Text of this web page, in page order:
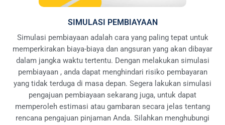
SIMULASI PEMBIAYAAN
Simulasi pembiayaan adalah cara yang paling tepat untuk
memperkirakan biaya-biaya dan angsuran yang akan dibayar
dalam jangka waktu tertentu. Dengan melakukan simulasi
pembiayaan , anda dapat menghindari risiko pembayaran
yang tidak terduga di masa depan. Segera lakukan simulasi
pengajuan pembiayaan sekarang juga, untuk dapat
memperoleh estimasi atau gambaran secara jelas tentang
rencana pengajuan pinjaman Anda. Silahkan menghubungi